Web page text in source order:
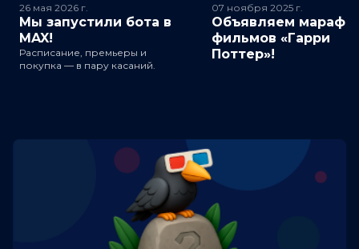
26 мая 2026 г.
Мы запустили бота в
MAX!
Расписание, премьеры и
покупка — в пару касаний.
07 ноября 2025 г.
Объявляем
фильмов «Гарри
Поттер»!